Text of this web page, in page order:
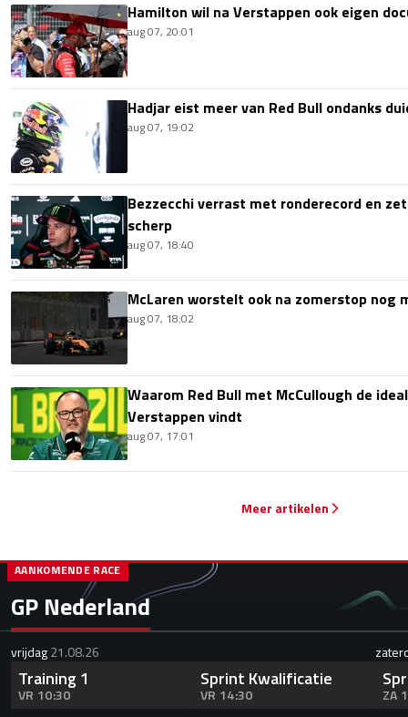
Hamilton wil na Verstappen ook eigen
aug 07, 20:01
Hadjar eist meer van Red Bull ondanks
aug 07, 19:02
Bezzecchi verrast met ronderecord en
scherp
aug 07, 18:40
McLaren worstelt ook na zomerstop nog
aug 07, 18:02
Waarom Red Bull met McCullough de
Verstappen vindt
aug 07, 17:01
Meer artikelen
GP Nederland
AANKOMENDE RACE
vrijdag21.08.26
Training 1
VR 10:30
Sprint Kwalificatie
VR 14:30 ZA